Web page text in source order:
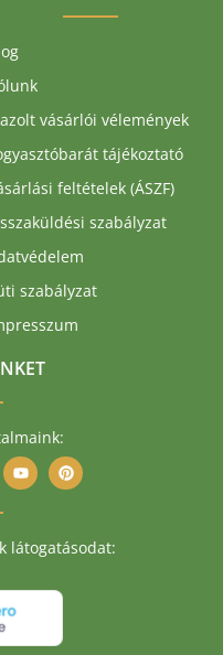
vásárlói vélemények
tájékoztató
feltételek (ÁSZF)
szabályzat
szabályzat
látogatásodat: